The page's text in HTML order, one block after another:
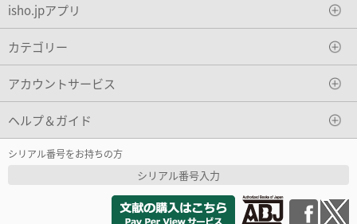
isho.jpアプリ
カテゴリー
アカウントサービス
ヘルプ＆ガイド
シリアル番号をお持ちの方
シリアル番号入力